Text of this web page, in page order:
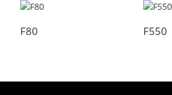
F80 F550